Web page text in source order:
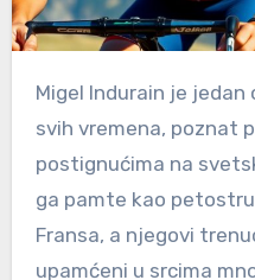
Migel Indurain je jedan od najpoznatijih biciklista
svih vremena, poznat
postignućima na
ga pamte kao
Fransa, a njegovi
upamćeni u srcima